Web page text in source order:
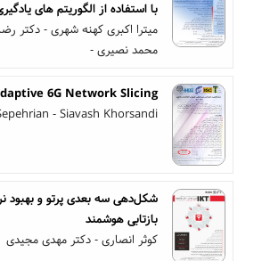
با استفاده از الگوریتم های
میترا اکبری کهنه شهری - دکتر
محمد نصیری -
6G Network Slicing
- Siavash Khorsandi
بازتابی هوشمند
کوثر انصاری - دکتر مهدی مجیدی